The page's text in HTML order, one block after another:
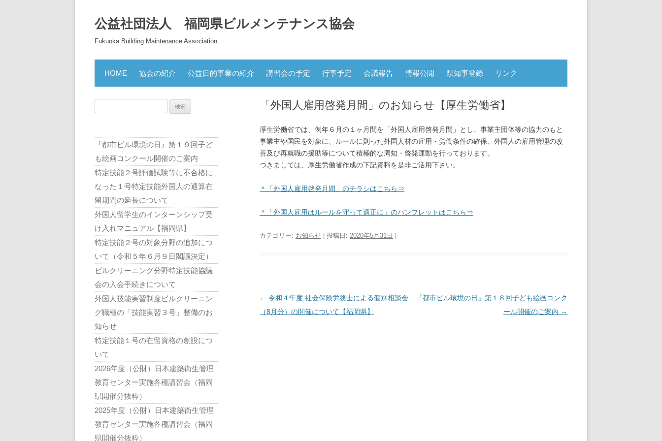
公益社団法人 福岡県ビルメンテナンス協会
Fukuoka Building Maintenance Association
ン
テ
ス
キ
HOME 協会の紹介 公益目的事業の紹介 講習会の予定 行事予定 会議報告 情報公開 県知事登録 リンク
「外国人雇用啓発月間」のお知らせ【厚生労働省】
厚生労働省では、例年６月の１ヶ月間を「外国人雇用啓発月間」とし、事業主団体等の協力のもと
事業主や国民を対象に、ルールに則った外国人材の雇用・労働条件の確保、外国人の雇用管理の改
善及び再就職の援助等について積極的な周知・啓発運動を行っております。
つきましては、厚生労働省作成の下記資料を是非ご活用下さい。
＊「外国人雇用啓発月間」のチラシはこちら⇒
＊「外国人雇用はルールを守って適正に」のパンフレットはこちら⇒
カテゴリー: お知らせ | 投稿日:2020年5月31日
投
稿
← 令和４年度 社会保険労務士による個別相談会
（8月分）の開催について【福岡県】
『都市ビル環境の日』第１８回子ども絵画コンク
ール開催のご案内 →
『都市ビル環境の日』第１９回子ど
も絵画コンクール開催のご案内
特定技能２号評価試験等に不合格に
なった１号特定技能外国人の通算在
留期間の延長について
外国人留学生のインターンシップ受
け入れマニュアル【福岡県】
特定技能２号の対象分野の追加につ
いて（令和５年６月９日閣議決定）
ビルクリーニング分野特定技能協議
会の入会手続きについて
外国人技能実習制度ビルクリーニン
グ職種の「技能実習３号」整備のお
知らせ
特定技能１号の在留資格の創設につ
いて
2026年度（公財）日本建築衛生管理
教育センター実施各種講習会（福岡
県開催分抜粋）
2025年度（公財）日本建築衛生管理
教育センター実施各種講習会（福岡
県開催分抜粋）